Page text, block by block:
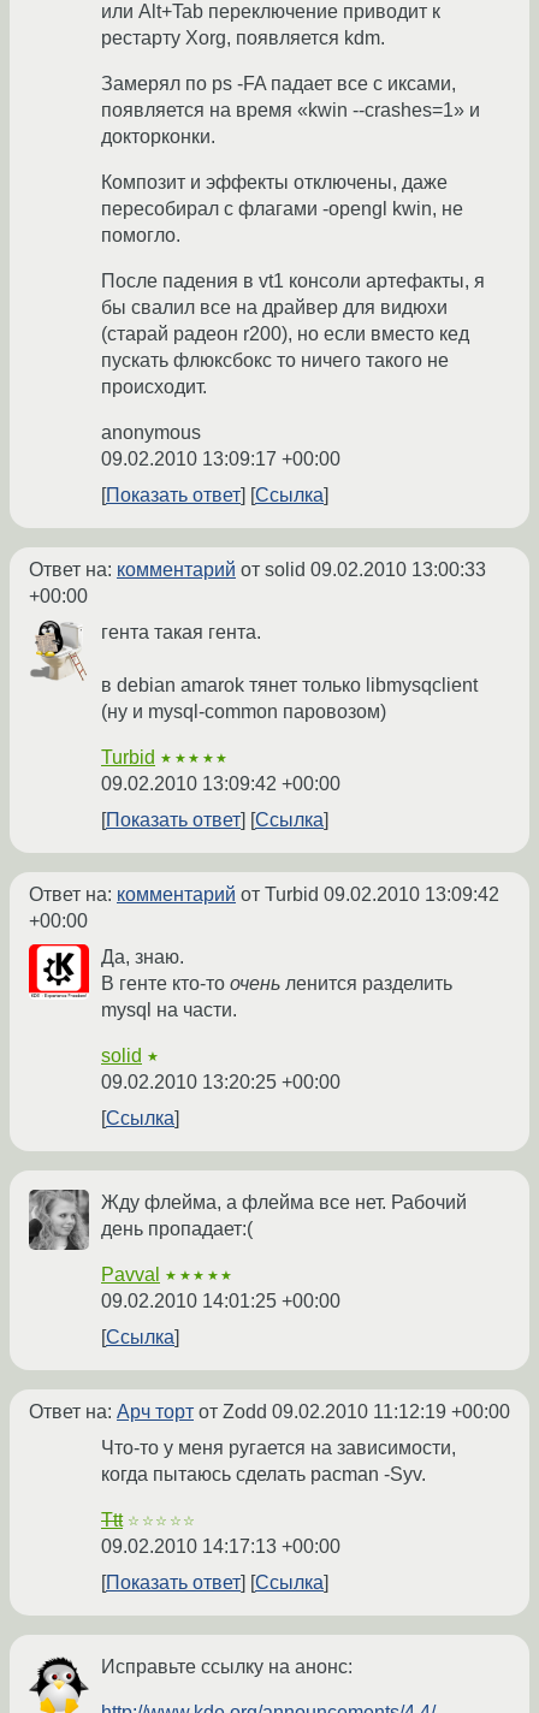
или Alt+Tab переключение приводит к
рестарту Xorg, появляется kdm.
Замерял по ps -FA падает все с иксами,
появляется на время «kwin --crashes=1» и
докторконки.
Композит и эффекты отключены, даже
пересобирал с флагами -opengl kwin, не
помогло.
После падения в vt1 консоли артефакты, я
бы свалил все на драйвер для видюхи
(старай радеон r200), но если вместо кед
пускать флюксбокс то ничего такого не
происходит.
anonymous
09.02.2010 13:09:17 +00:00
Показать ответ
Ссылка
Ответ на: комментарий от solid 09.02.2010 13:00:33
+00:00
гента такая гента.
в debian amarok тянет только libmysqclient
(ну и mysql-common паровозом)
Turbid ★★★★★
09.02.2010 13:09:42 +00:00
Показать ответ
Ссылка
Ответ на: комментарий от Turbid 09.02.2010 13:09:42
+00:00
Да, знаю.
В генте кто-то очень ленится разделить
mysql на части.
solid ★
09.02.2010 13:20:25 +00:00
Ссылка
Жду флейма, а флейма все нет. Рабочий
день пропадает:(
Pavval ★★★★★
09.02.2010 14:01:25 +00:00
Ссылка
Ответ на: Арч торт от Zodd 09.02.2010 11:12:19 +00:00
Что-то у меня ругается на зависимости,
когда пытаюсь сделать pacman -Syv.
Ttt ☆☆☆☆☆
09.02.2010 14:17:13 +00:00
Показать ответ
Ссылка
Исправьте ссылку на анонс: